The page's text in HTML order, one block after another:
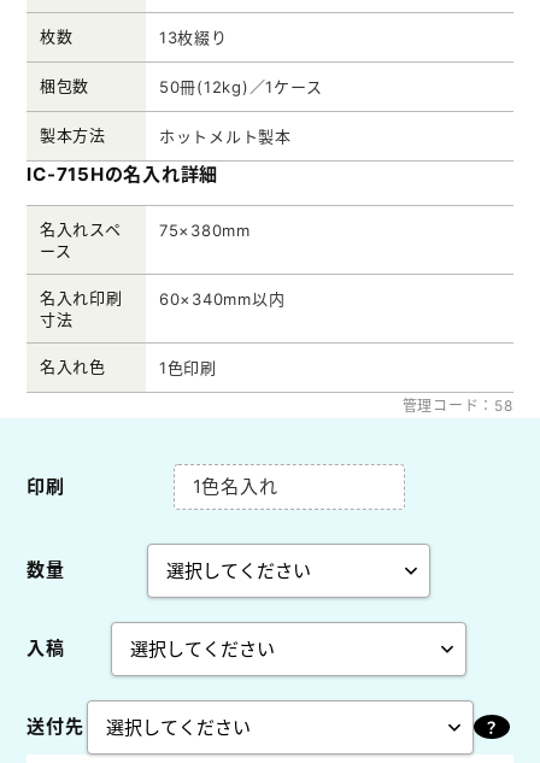
枚数 13枚綴り
梱包数 50冊(12kg)／1ケース
製本方法 ホットメルト製本
IC-715Hの名入れ詳細
名入れスペ
ース
75×380mm
名入れ印刷
寸法
60×340mm以内
名入れ色 1色印刷
管理コード：58
印刷 1色名入れ
数量
入稿
送付先